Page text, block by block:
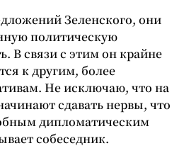
Зеленского, они
политическую
В связи с этим он крайне
к другим, более
Не исключаю, что на
сдавать нервы, что
дипломатическим
собеседник.